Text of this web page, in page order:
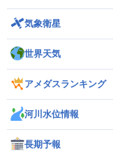
気象衛星
世界天気
アメダスランキング
河川水位情報
長期予報